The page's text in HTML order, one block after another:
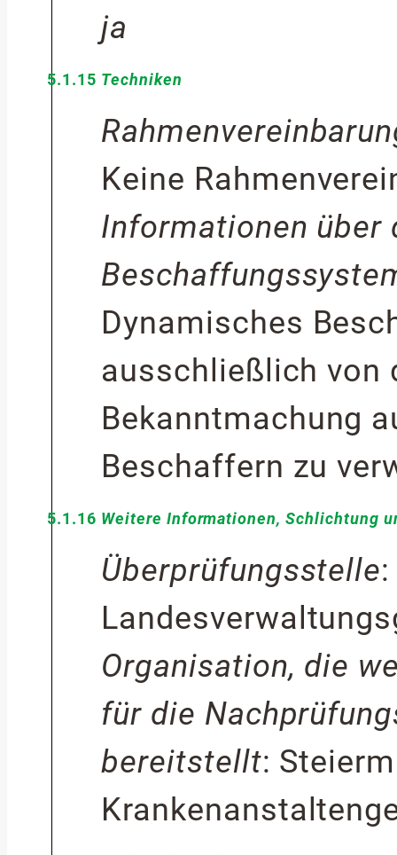
ja
5.1.15 Techniken
Keine
Informationen über
Dynamisches
ausschließlich von
Bekanntmachung
Beschaffern zu
5.1.16 Weitere Informationen, Schlichtung
Überprüfungsstelle:
Organisation, die
für die
bereitstellt: